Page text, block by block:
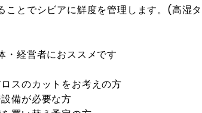
ことでシビアに鮮度を管理します。(高湿
・経営者におススメです
スのカットをお考えの方
備が必要な方